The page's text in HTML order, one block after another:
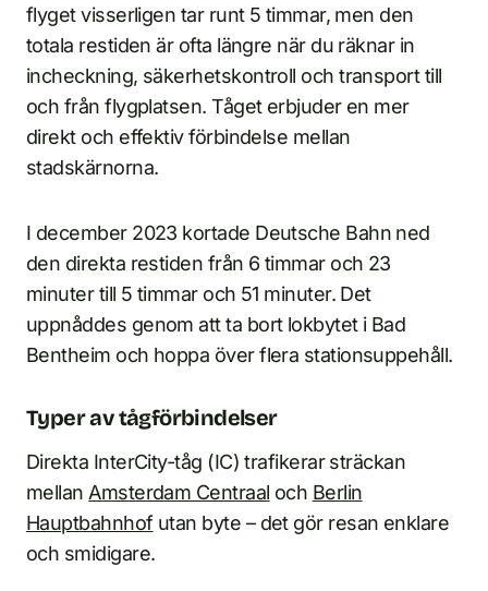
flyget visserligen tar runt 5 timmar, men den
totala restiden är ofta längre när du räknar in
incheckning, säkerhetskontroll och transport till
och från flygplatsen. Tåget erbjuder en mer
direkt och effektiv förbindelse mellan
stadskärnorna.
I december 2023 kortade Deutsche Bahn ned
den direkta restiden från 6 timmar och 23
minuter till 5 timmar och 51 minuter. Det
uppnåddes genom att ta bort lokbytet i Bad
Bentheim och hoppa över flera stationsuppehåll.
Typer av tågförbindelser
Direkta InterCity-tåg (IC) trafikerar sträckan
mellanAmsterdam Centraal och Berlin
Hauptbahnhofutan byte – det gör resan enklare
och smidigare.